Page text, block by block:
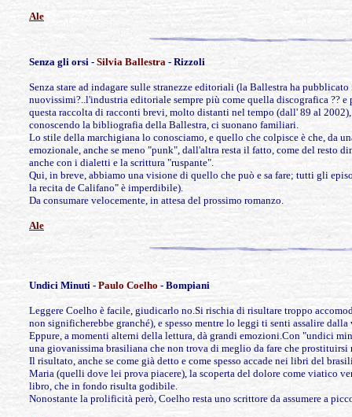
Ale
Senza gli orsi - Silvia Ballestra - Rizzoli
Senza stare ad indagare sulle stranezze editoriali (la Ballestra ha
nuovissimi?..l'industria editoriale sempre più come quella discografica ??
questa raccolta di racconti brevi, molto distanti nel tempo (dall' 89 al
conoscendo la bibliografia della Ballestra, ci suonano familiari.
Lo stile della marchigiana lo conosciamo, e quello che colpisce è che, da
emozionale, anche se meno "punk", dall'altra resta il fatto, come del resto
anche con i dialetti e la scrittura "ruspante".
Qui, in breve, abbiamo una visione di quello che può e sa fare; tutti gli
la recita de Califano" è imperdibile).
Da consumare velocemente, in attesa del prossimo romanzo.
Ale
Undici Minuti - Paulo Coelho - Bompiani
Leggere Coelho è facile, giudicarlo no.Si rischia di risultare troppo
non significherebbe granché), e spesso mentre lo leggi ti senti assalire
Eppure, a momenti alterni della lettura, dà grandi emozioni.Con "undici
una giovanissima brasiliana che non trova di meglio da fare che prostituirsi
Il risultato, anche se come già detto e come spesso accade nei libri del
Maria (quelli dove lei prova piacere), la scoperta del dolore come viatico
libro, che in fondo risulta godibile.
Nonostante la prolificità però, Coelho resta uno scrittore da assumere a